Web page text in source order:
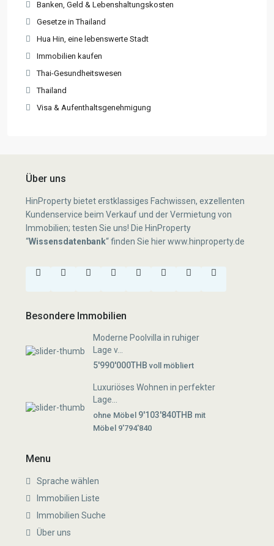
Banken, Geld & Lebenshaltungskosten
Gesetze in Thailand
Hua Hin, eine lebenswerte Stadt
Immobilien kaufen
Thai-Gesundheitswesen
Thailand
Visa & Aufenthaltsgenehmigung
Über uns
HinProperty bietet erstklassiges Fachwissen, exzellenten
Kundenservice beim Verkauf und der Vermietung von
Immobilien; testen Sie uns! Die HinProperty
“Wissensdatenbank“finden Sie hierwww.hinproperty.de
Besondere Immobilien
Moderne Poolvilla in ruhiger
Lage v...
5'990'000THBvoll möbliert
Luxuriöses Wohnen in perfekter
Lage...
ohne Möbel 9'103'840THB mit
Möbel 9'794'840
Menu
Sprache wählen
Immobilien Liste
Immobilien Suche
Über uns